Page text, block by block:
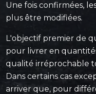
Une fois confirmées,
plus être modifiées.
L'objectif premier de
pour livrer en
qualité irréprochable
Dans certains cas
arriver que, pour